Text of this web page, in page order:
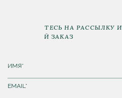
ПОДПИШИТЕСЬ НА РАССЫЛКУ
НА ПЕРВЫЙ ЗАКАЗ